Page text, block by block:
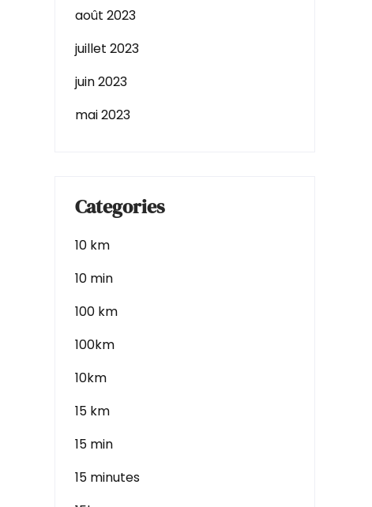
août 2023
juillet 2023
juin 2023
mai 2023
Categories
10 km
10 min
100 km
100km
10km
15 km
15 min
15 minutes